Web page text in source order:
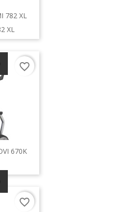
782 XL
XL
670K
favorite_border
favorite_border